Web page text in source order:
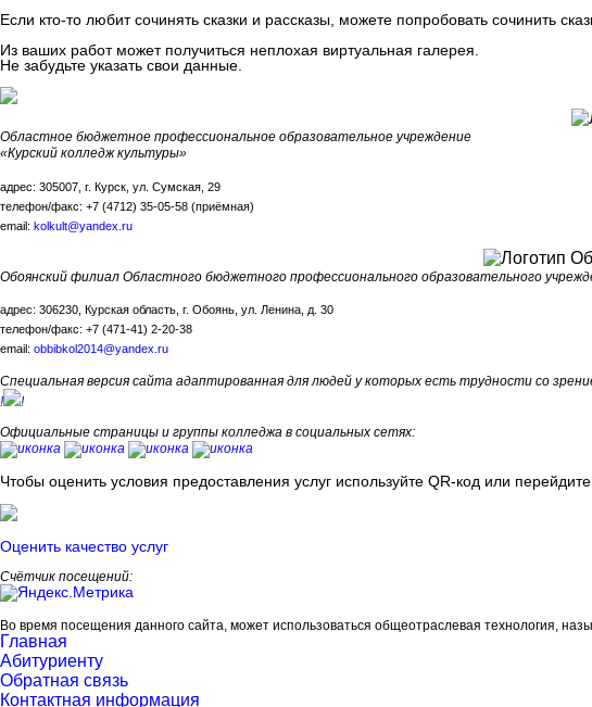
Если кто-то любит сочинять сказки и рассказы, можете попробовать сочинить
Из ваших работ может получиться неплохая виртуальная галерея.
Не забудьте указать свои данные.
Областное бюджетное профессиональное образовательное учреждение
«Курский колледж культуры»
адрес: 305007, г. Курск, ул. Сумская, 29
телефон/факс: +7 (4712) 35-05-58 (приёмная)
email: kolkult@yandex.ru
Обоянский филиал Областного бюджетного профессионального образовательного
адрес: 306230, Курская область, г. Обоянь, ул. Ленина, д. 30
телефон/факс: +7 (471-41) 2-20-38
email: obbibkol2014@yandex.ru
Специальная версия сайта адаптированная для людей у которых есть трудности со
!
!
Официальные страницы и группы колледжа в социальных сетях:
Чтобы оценить условия предоставления услуг используйте QR-код или
Оценить качество услуг
Счётчик посещений:
Во время посещения данного сайта, может использоваться общеотраслевая технология,
Главная
Абитуриенту
Обратная связь
Контактная информация